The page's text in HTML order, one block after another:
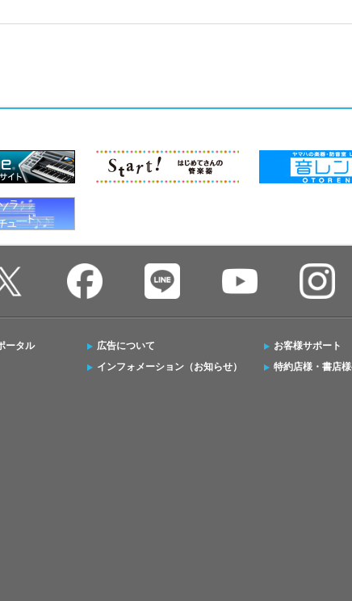
ータル
広告について
インフォメーション（お知らせ）
お客様サポート
特約店様・書店